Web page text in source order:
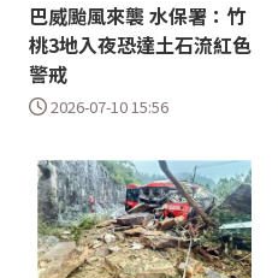
巴威颱風來襲 水保署：竹
桃3地入夜恐達土石流紅色
警戒
2026-07-10 15:56